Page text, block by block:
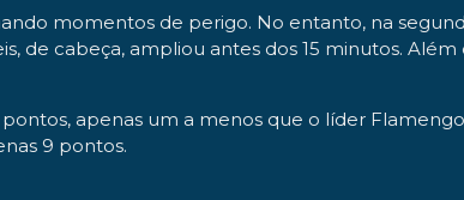
momentos de perigo. No entanto, na
de cabeça, ampliou antes dos 15 minutos.
apenas um a menos que o líder
9 pontos.